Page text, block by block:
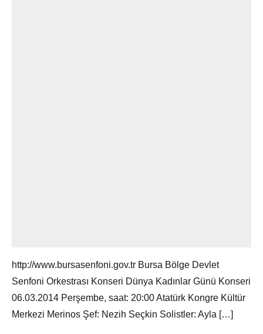
http://www.bursasenfoni.gov.tr Bursa Bölge Devlet
Senfoni Orkestrası Konseri Dünya Kadınlar Günü Konseri
06.03.2014 Perşembe, saat: 20:00 Atatürk Kongre Kültür
Merkezi Merinos Şef: Nezih Seçkin Solistler: Ayla […]